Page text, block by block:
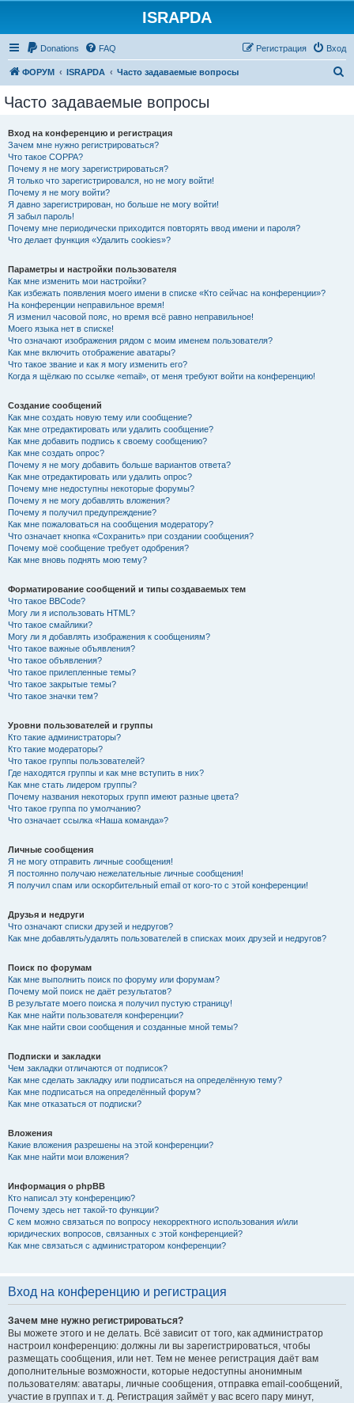
ISRAPDA
Donations FAQ Вход
Регистрация
ФОРУМ ISRAPDA Часто задаваемые вопросы
Часто задаваемые вопросы
Вход на конференцию и регистрация
Зачем мне нужно регистрироваться?
Что такое COPPA?
Почему я не могу зарегистрироваться?
Я только что зарегистрировался, но не могу войти!
Почему я не могу войти?
Я давно зарегистрирован, но больше не могу войти!
Я забыл пароль!
Почему мне периодически приходится повторять ввод имени и пароля?
Что делает функция «Удалить cookies»?
Параметры и настройки пользователя
Как мне изменить мои настройки?
Как избежать появления моего имени в списке «Кто сейчас на конференции»?
На конференции неправильное время!
Я изменил часовой пояс, но время всё равно неправильное!
Моего языка нет в списке!
Что означают изображения рядом с моим именем пользователя?
Как мне включить отображение аватары?
Что такое звание и как я могу изменить его?
Когда я щёлкаю по ссылке «email», от меня требуют войти на конференцию!
Создание сообщений
Как мне создать новую тему или сообщение?
Как мне отредактировать или удалить сообщение?
Как мне добавить подпись к своему сообщению?
Как мне создать опрос?
Почему я не могу добавить больше вариантов ответа?
Как мне отредактировать или удалить опрос?
Почему мне недоступны некоторые форумы?
Почему я не могу добавлять вложения?
Почему я получил предупреждение?
Как мне пожаловаться на сообщения модератору?
Что означает кнопка «Сохранить» при создании сообщения?
Почему моё сообщение требует одобрения?
Как мне вновь поднять мою тему?
Форматирование сообщений и типы создаваемых тем
Что такое BBCode?
Могу ли я использовать HTML?
Что такое смайлики?
Могу ли я добавлять изображения к сообщениям?
Что такое важные объявления?
Что такое объявления?
Что такое прилепленные темы?
Что такое закрытые темы?
Что такое значки тем?
Уровни пользователей и группы
Кто такие администраторы?
Кто такие модераторы?
Что такое группы пользователей?
Где находятся группы и как мне вступить в них?
Как мне стать лидером группы?
Почему названия некоторых групп имеют разные цвета?
Что такое группа по умолчанию?
Что означает ссылка «Наша команда»?
Личные сообщения
Я не могу отправить личные сообщения!
Я постоянно получаю нежелательные личные сообщения!
Я получил спам или оскорбительный email от кого-то с этой конференции!
Друзья и недруги
Что означают списки друзей и недругов?
Как мне добавлять/удалять пользователей в списках моих друзей и недругов?
Поиск по форумам
Как мне выполнить поиск по форуму или форумам?
Почему мой поиск не даёт результатов?
В результате моего поиска я получил пустую страницу!
Как мне найти пользователя конференции?
Как мне найти свои сообщения и созданные мной темы?
Подписки и закладки
Чем закладки отличаются от подписок?
Как мне сделать закладку или подписаться на определённую тему?
Как мне подписаться на определённый форум?
Как мне отказаться от подписки?
Вложения
Какие вложения разрешены на этой конференции?
Как мне найти мои вложения?
Информация о phpBB
Кто написал эту конференцию?
Почему здесь нет такой-то функции?
С кем можно связаться по вопросу некорректного использования и/или
юридических вопросов, связанных с этой конференцией?
Как мне связаться с администратором конференции?
Вход на конференцию и регистрация
Зачем мне нужно регистрироваться?
Вы можете этого и не делать. Всё зависит от того, как администратор
настроил конференцию: должны ли вы зарегистрироваться, чтобы
размещать сообщения, или нет. Тем не менее регистрация даёт вам
дополнительные возможности, которые недоступны анонимным
пользователям: аватары, личные сообщения, отправка email-сообщений,
участие в группах и т. д. Регистрация займёт у вас всего пару минут,